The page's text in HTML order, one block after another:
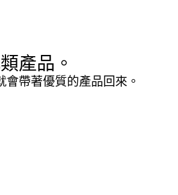
產品。
會帶著優質的產品回來。